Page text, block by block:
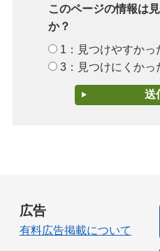
このページの情報は
か？
1：見つけやすかっ
3：見つけにくかっ
広告
有料広告掲載について